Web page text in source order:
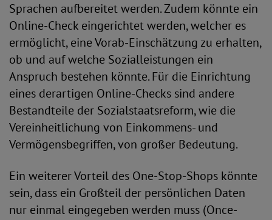
Sprachen aufbereitet werden. Zudem könnte ein
Online-Check eingerichtet werden, welcher es
ermöglicht, eine Vorab-Einschätzung zu erhalten,
ob und auf welche Sozialleistungen ein
Anspruch bestehen könnte. Für die Einrichtung
eines derartigen Online-Checks sind andere
Bestandteile der Sozialstaatsreform, wie die
Vereinheitlichung von Einkommens- und
Vermögensbegriffen, von großer Bedeutung.
Ein weiterer Vorteil des One-Stop-Shops könnte
sein, dass ein Großteil der persönlichen Daten
nur einmal eingegeben werden muss (Once-